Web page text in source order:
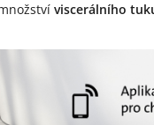
viscerálního